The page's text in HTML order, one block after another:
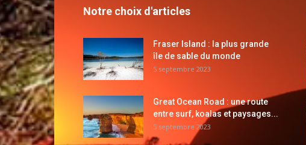
Notre choix d'articles
Fraser Island : la plus grande
île de sable du monde
5 septembre 2023
Great Ocean Road : une route
entre surf, koalas et paysages...
5 septembre 2023